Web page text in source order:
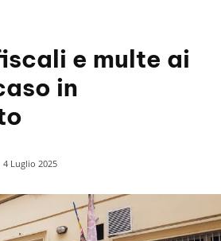
e multe ai
in
4 Luglio 2025